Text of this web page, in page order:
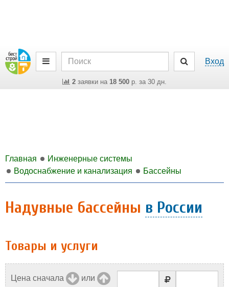
Вход
2 заявки на 18 500 р. за 30 дн.
Главная
Инженерные системы
Водоснабжение и канализация
Бассейны
Надувные бассейны в России
Товары и услуги
Цена сначала
или